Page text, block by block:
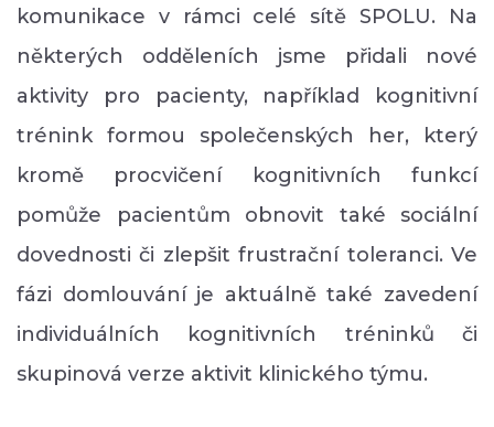
komunikace v rámci celé sítě SPOLU. Na
některých odděleních jsme přidali nové
aktivity pro pacienty, například kognitivní
trénink formou společenských her, který
kromě procvičení kognitivních funkcí
pomůže pacientům obnovit také sociální
dovednosti či zlepšit frustrační toleranci. Ve
fázi domlouvání je aktuálně také zavedení
individuálních kognitivních tréninků či
skupinová verze aktivit klinického týmu.